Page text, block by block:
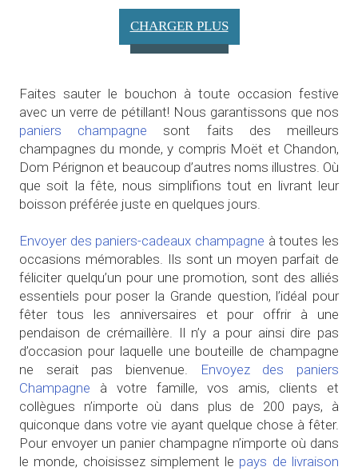
CHARGER PLUS
Faites sauter le bouchon à toute occasion festive
avec un verre de pétillant! Nous garantissons que nos
paniers champagne sont faits des meilleurs
champagnes du monde, y compris Moët et Chandon,
Dom Pérignon et beaucoup d’autres noms illustres. Où
que soit la fête, nous simplifions tout en livrant leur
boisson préférée juste en quelques jours.
Envoyer des paniers-cadeaux champagne à toutes les
occasions mémorables. Ils sont un moyen parfait de
féliciter quelqu’un pour une promotion, sont des alliés
essentiels pour poser la Grande question, l’idéal pour
fêter tous les anniversaires et pour offrir à une
pendaison de crémaillère. Il n’y a pour ainsi dire pas
d’occasion pour laquelle une bouteille de champagne
ne serait pas bienvenue.
Envoyez des paniers
Champagne à votre famille, vos amis, clients et
collègues n’importe où dans plus de 200 pays, à
quiconque dans votre vie ayant quelque chose à fêter.
Pour envoyer un panier champagne n’importe où dans
le monde, choisissez simplement le pays de livraison